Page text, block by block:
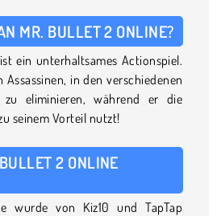
MR. BULLET 2 ONLINE?
ein unterhaltsames Actionspiel.
in den verschiedenen
zu eliminieren, während er die
seinem Vorteil nutzt!
2 ONLINE
wurde von Kiz10 und TapTap